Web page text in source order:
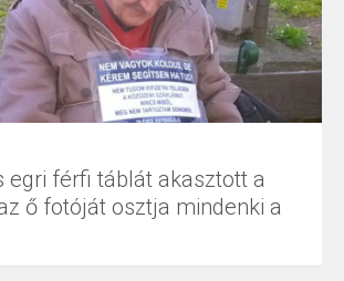
egri férfi táblát akasztott a
ő fotóját osztja mindenki a